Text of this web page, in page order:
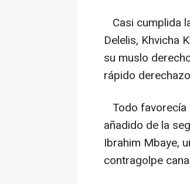
Casi cumplida
Delelis, Khvicha
su muslo
rápido
Todo favorecía
añadido de la
Ibrahim Mbaye,
contragolpe